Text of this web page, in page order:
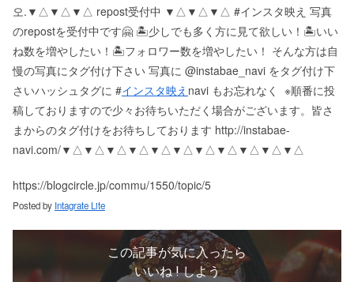
오. ▼△▼△▼△ repost受付中 ▼△▼△▼△ #インスタ映え 写真
のrepostを受付中です🤗 🏝少しでも多く方に見て欲しい！ 🏝いい
ね数を増やしたい！ 🏝フォロワー数を増やしたい！ そんな方は自
慢の写真にタグ付け下さい 写真に @instabae_navi をタグ付け下
さい️ ハッシュタグに #インスタ映え navi もお忘れなく ️ ※順番に投
稿しておりますので少々お待ちいただく場合がございます。 皆さ
まからのタグ付けをお待ちしております http://instabae-
navi.com/ ▼△▼△▼△▼△▼△▼△▼△▼△▼△▼△▼△
https://blogcircle.jp/commu/1550/topic/5
Posted by Intagrate Lite
この記事が気に入ったら
いいね ! しよう